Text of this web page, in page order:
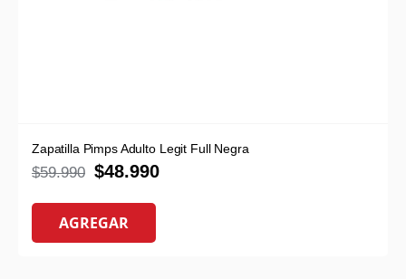
Zapatilla Pimps Adulto Legit Full Negra
$59.990 $48.990
AGREGAR